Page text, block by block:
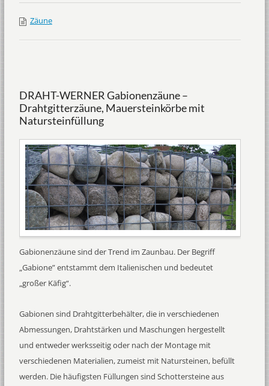
Zäune
DRAHT-WERNER Gabionenzäune –
Drahtgitterzäune, Mauersteinkörbe mit
Natursteinfüllung
Gabionenzäune sind der Trend im Zaunbau. Der Begriff
„Gabione” entstammt dem Italienischen und bedeutet
„großer Käfig“.
Gabionen sind Drahtgitterbehälter, die in verschiedenen
Abmessungen, Drahtstärken und Maschungen hergestellt
und entweder werksseitig oder nach der Montage mit
verschiedenen Materialien, zumeist mit Natursteinen, befüllt
werden. Die häufigsten Füllungen sind Schottersteine aus